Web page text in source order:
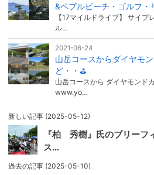
&ペブルビーチ・ゴルフ・
【17マイルドライブ】 サイ
ル…
2021-06-24
山岳コースからダイヤモ
ど・・⛳
山岳コースから ダイヤモンド
www.yo…
新しい記事 (2025-05-12)
『柏 秀樹』氏のブリー
ス…
過去の記事 (2025-05-10)